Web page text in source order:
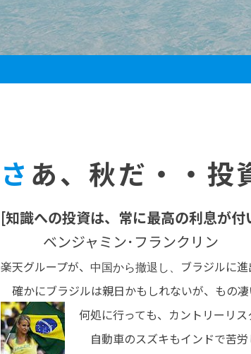
さあ、秋だ・・投
[知識への投資は、常に最高の利息が付
ベンジャミン･フランクリン
楽天グループが、 中国から撤退し、
ブラジルに進
確かにブラジルは親日かもしれないが、もの凄
何処に行っても、カントリーリス
自動車のスズキもインドで苦